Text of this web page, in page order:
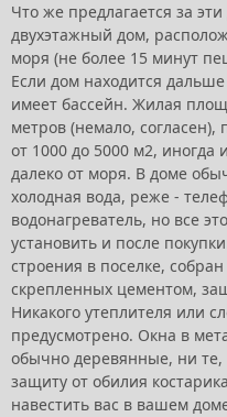
Что же предлагается за
двухэтажный дом,
моря (не более 15 минут
Если дом находится
имеет бассейн. Жилая
метров (немало,
от 1000 до 5000 м2, иногда
далеко от моря. В доме
холодная вода, реже -
водонагреватель, но все
установить и после
строения в поселке,
скрепленных цементом,
Никакого утеплителя или
предусмотрено. Окна в
обычно деревянные, ни те,
защиту от обилия
навестить вас в вашем